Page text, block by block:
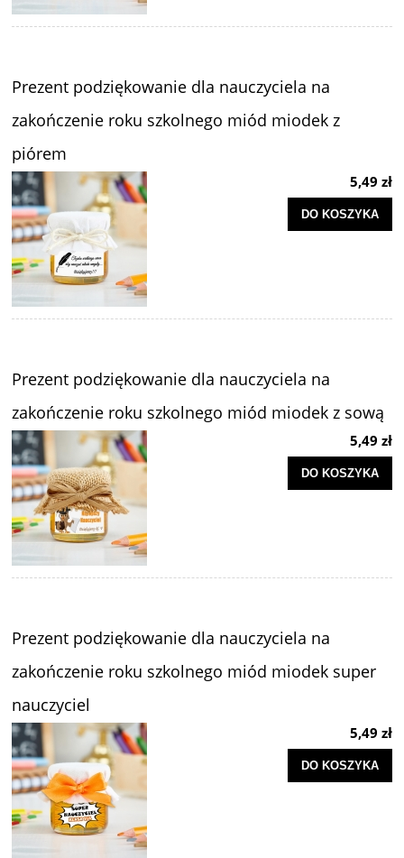
Prezent podziękowanie dla nauczyciela na
zakończenie roku szkolnego miód miodek z
piórem
5,49 zł
DO KOSZYKA
Prezent podziękowanie dla nauczyciela na
zakończenie roku szkolnego miód miodek z sową
5,49 zł
DO KOSZYKA
Prezent podziękowanie dla nauczyciela na
zakończenie roku szkolnego miód miodek super
nauczyciel
5,49 zł
DO KOSZYKA